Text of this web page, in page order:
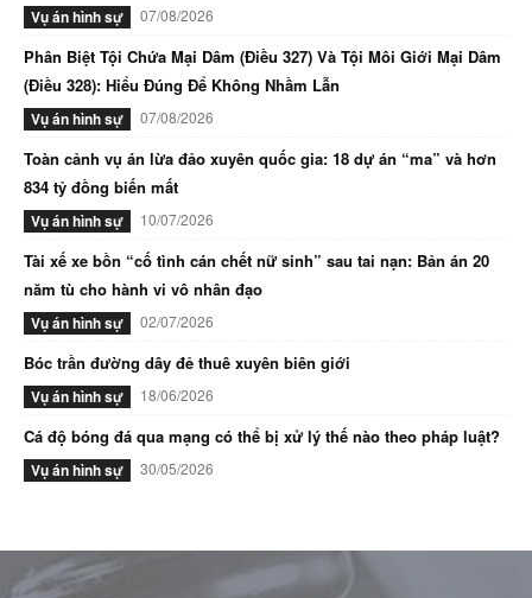
Vụ án hình sự 07/08/2026
Phân Biệt Tội Chứa Mại Dâm (Điều 327) Và Tội Môi Giới Mại Dâm
(Điều 328): Hiểu Đúng Để Không Nhầm Lẫn
Vụ án hình sự 07/08/2026
Toàn cảnh vụ án lừa đảo xuyên quốc gia: 18 dự án “ma” và hơn
834 tỷ đồng biến mất
Vụ án hình sự 10/07/2026
Tài xế xe bồn “cố tình cán chết nữ sinh” sau tai nạn: Bản án 20
năm tù cho hành vi vô nhân đạo
Vụ án hình sự 02/07/2026
Bóc trần đường dây đẻ thuê xuyên biên giới
Vụ án hình sự 18/06/2026
Cá độ bóng đá qua mạng có thể bị xử lý thế nào theo pháp luật?
Vụ án hình sự 30/05/2026